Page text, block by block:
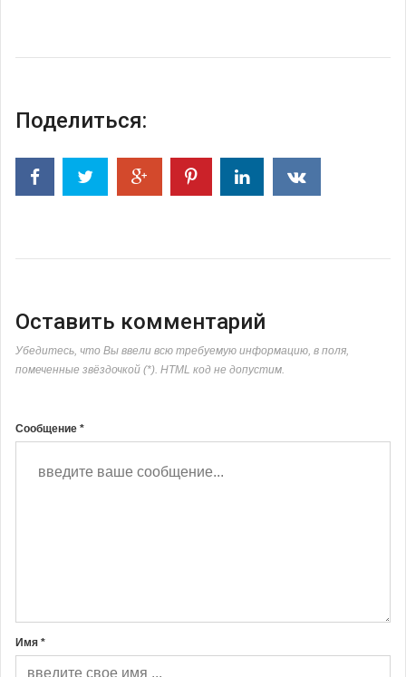
Поделиться:
Оставить комментарий
Убедитесь, что Вы ввели всю требуемую информацию, в поля,
помеченные звёздочкой (*). HTML код не допустим.
Сообщение *
Имя *